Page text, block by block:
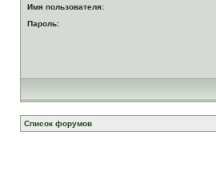
Имя пользователя:
Пароль:
Список форумов